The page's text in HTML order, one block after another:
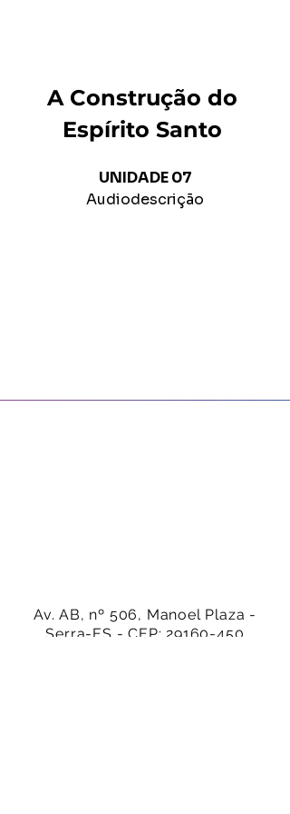
A Construção do
Espírito Santo
UNIDADE 07
Audiodescrição
Av. AB, nº 506, Manoel Plaza -
Serra-ES - CEP: 29160-450